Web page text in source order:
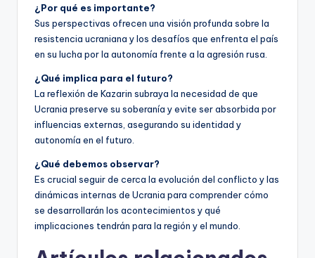
¿Por qué es importante?
Sus perspectivas ofrecen una visión profunda sobre la
resistencia ucraniana y los desafíos que enfrenta el país
en su lucha por la autonomía frente a la agresión rusa.
¿Qué implica para el futuro?
La reflexión de Kazarin subraya la necesidad de que
Ucrania preserve su soberanía y evite ser absorbida por
influencias externas, asegurando su identidad y
autonomía en el futuro.
¿Qué debemos observar?
Es crucial seguir de cerca la evolución del conflicto y las
dinámicas internas de Ucrania para comprender cómo
se desarrollarán los acontecimientos y qué
implicaciones tendrán para la región y el mundo.